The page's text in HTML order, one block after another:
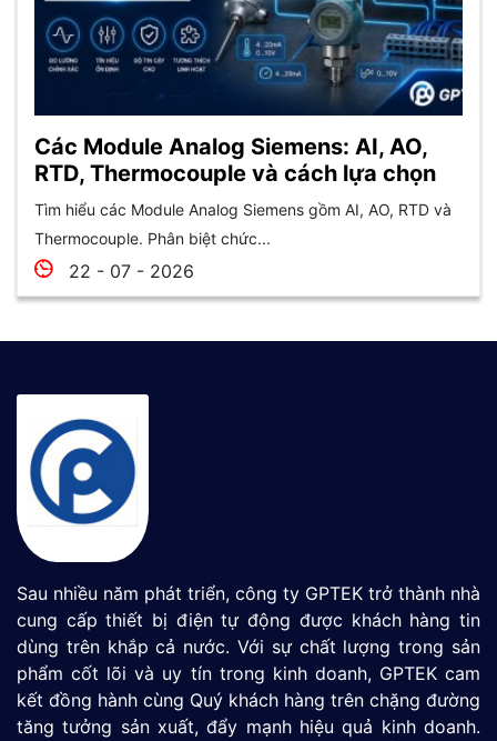
Các Module Analog Siemens: AI, AO,
RTD, Thermocouple và cách lựa chọn
Tìm hiểu các Module Analog Siemens gồm AI, AO, RTD và
Thermocouple. Phân biệt chức...
22 - 07 - 2026
Sau nhiều năm phát triển, công ty GPTEK trở thành nhà
cung cấp thiết bị điện tự động được khách hàng tin
dùng trên khắp cả nước. Với sự chất lượng trong sản
phẩm cốt lõi và uy tín trong kinh doanh, GPTEK cam
kết đồng hành cùng Quý khách hàng trên chặng đường
tăng tưởng sản xuất, đẩy mạnh hiệu quả kinh doanh.